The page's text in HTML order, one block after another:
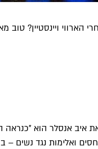
עובד במציאות שאחרי הארווי
שהמחזה מאת איב אנסלר הוא